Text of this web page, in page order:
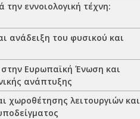
εννοιολογική τέχνη:
ανάδειξη του φυσικού και
Ευρωπαϊκή Ένωση και
ανάπτυξης
χωροθέτησης λειτουργιών και